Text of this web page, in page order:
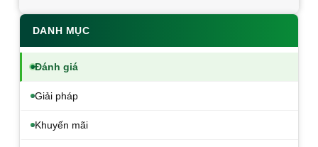
DANH MỤC
Đánh giá
Giải pháp
Khuyến mãi